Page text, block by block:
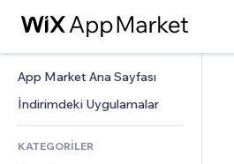
App Market Ana Sayfası
İndirimdeki Uygulamalar
KATEGORİLER